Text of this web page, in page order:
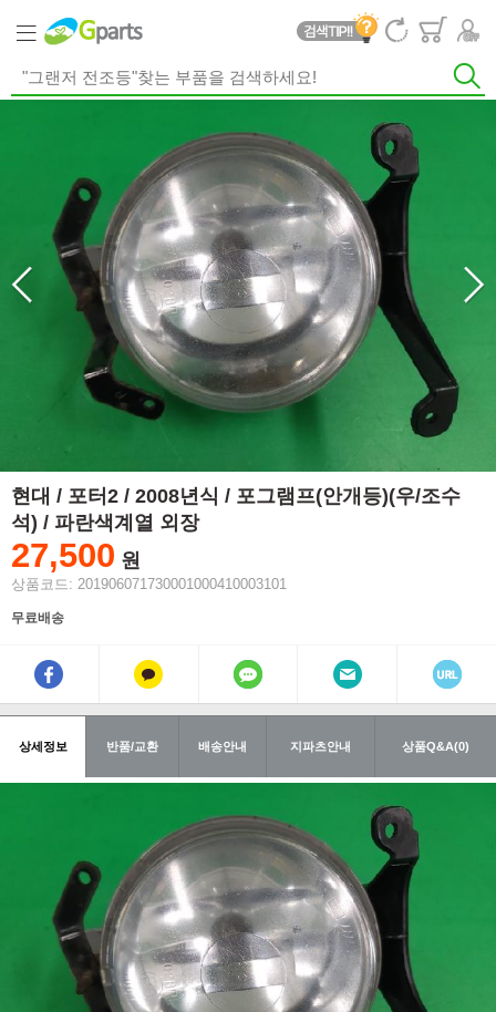
현대 / 포터2 / 2008년식 / 포그램프(안개등)(우/조수
석) / 파란색계열 외장
27,500 원
상품코드: 201906071730001000410003101
무료배송
상세정보 반품/교환 배송안내 지파츠안내 상품Q&A(0)